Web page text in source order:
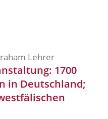
Lehrer
1700
in Deutschland;